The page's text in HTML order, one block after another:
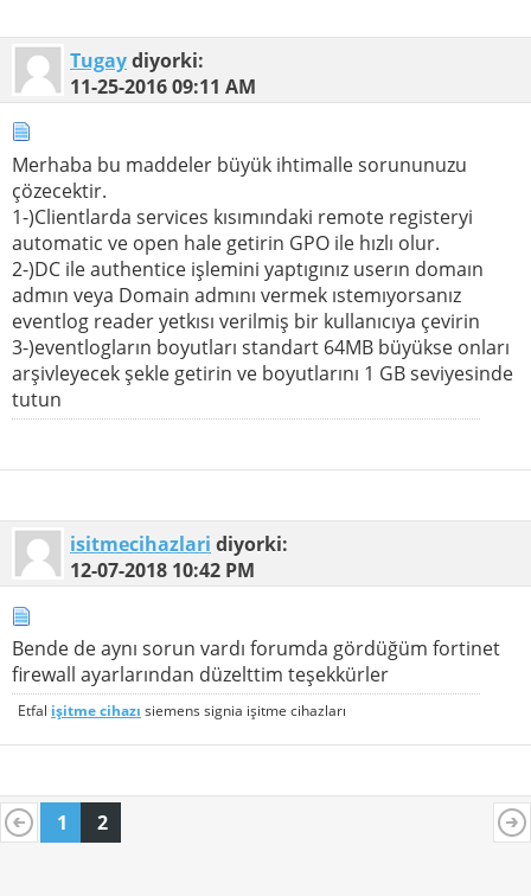
Tugaydiyorki:
11-25-201609:11 AM
Merhaba bu maddeler büyük ihtimalle sorununuzu
çözecektir.
1-)Clientlarda services kısımındaki remote registeryi
automatic ve open hale getirin GPO ile hızlı olur.
2-)DC ile authentice işlemini yaptıgınız userın domaın
admın veya Domain admını vermek ıstemıyorsanız
eventlog reader yetkısı verilmiş bir kullanıcıya çevirin
3-)eventlogların boyutları standart 64MB büyükse onları
arşivleyecek şekle getirin ve boyutlarını 1 GB seviyesinde
tutun
isitmecihazlari diyorki:
12-07-2018 10:42 PM
Bende de aynı sorun vardı forumda gördüğüm fortinet
firewall ayarlarından düzelttim teşekkürler
Etfal işitme cihazı siemens signia işitme cihazları
1 2